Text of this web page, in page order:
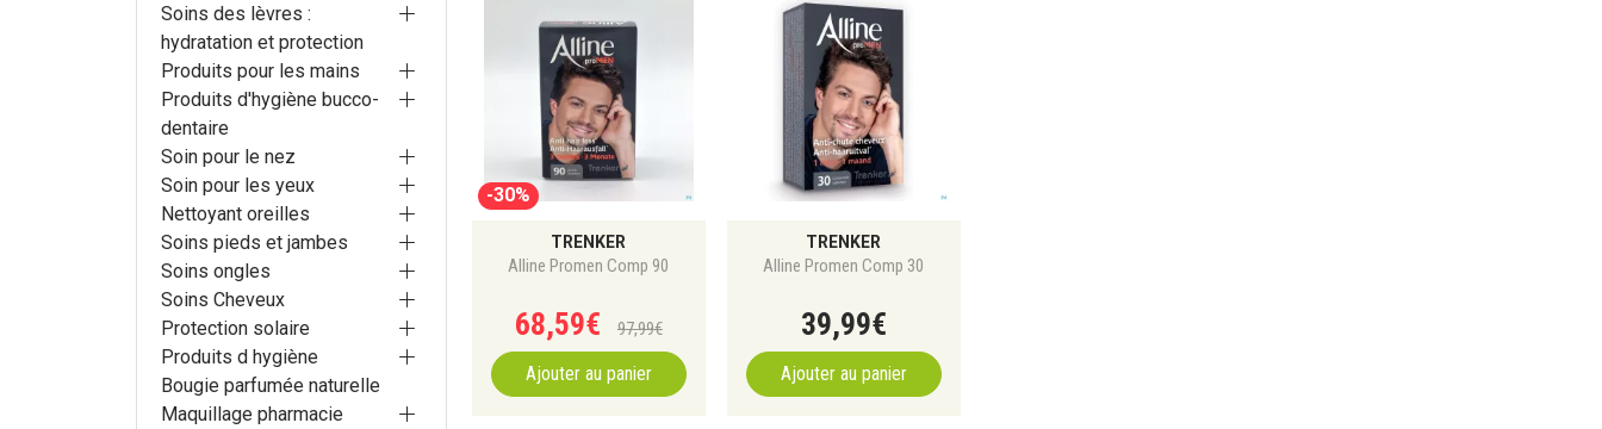
-30%
TRENKER
Alline Promen Comp 90
68,59€ 97,99€
Ajouter au panier
TRENKER
Alline Promen Comp 30
39,99€
Ajouter au panier
Soins des lèvres :
hydratation et protection
Produits pour les mains
Produits d'hygiène bucco-
dentaire
Soin pour le nez
Soin pour les yeux
Nettoyant oreilles
Soins pieds et jambes
Soins ongles
Soins Cheveux
Protection solaire
Produits d hygiène
Bougie parfumée naturelle
Maquillage pharmacie